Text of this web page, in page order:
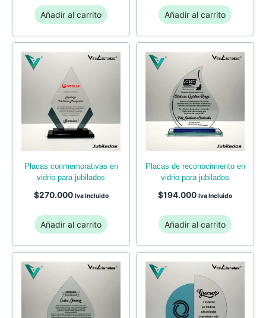
Añadir al carrito Añadir al carrito
placas conmemorativas en
vidrio para jubilados
$270.000 Iva Incluido
Añadir al carrito
placas de reconocimiento en
vidrio para jubilados
$194.000 Iva Incluido
Añadir al carrito